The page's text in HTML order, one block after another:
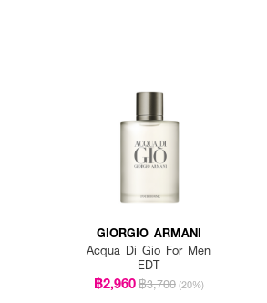
GIORGIO ARMANI
Acqua Di Gio For Men
EDT
฿2,960฿3,700 (20%)